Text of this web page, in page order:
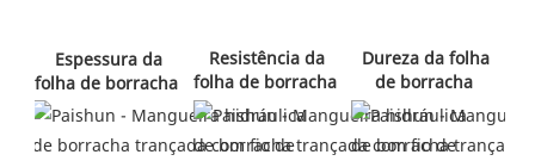
folha de borracha
folha de borracha
de borracha